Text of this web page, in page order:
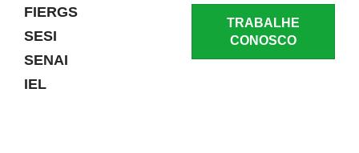
FIERGS
SESI
SENAI
IEL
TRABALHE
CONOSCO